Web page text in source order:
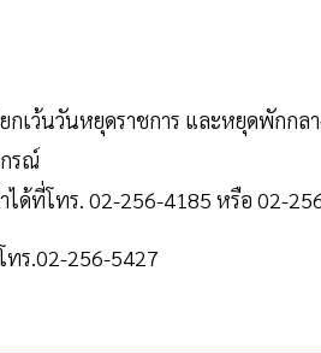
เว้นวันหยุดราชการ และหยุดพักกล
รณ์
ได้ที่โทร. 02-256-4185 หรือ 02-
ทร.02-256-5427